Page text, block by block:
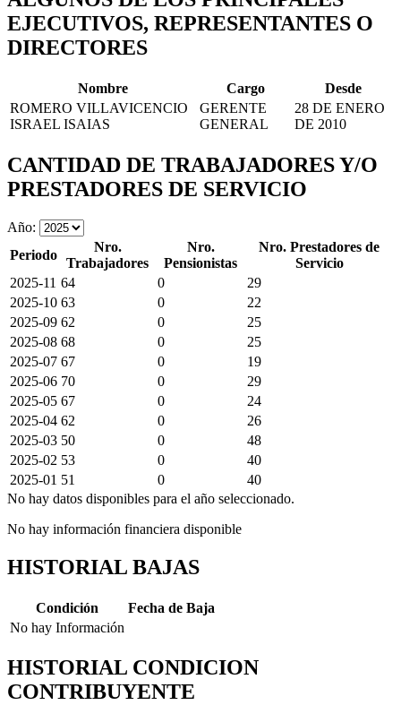
EJECUTIVOS, REPRESENTANTES O
DIRECTORES
Nombre Cargo
Desde
ROMERO VILLAVICENCIO
ISRAEL ISAIAS
GERENTE
GENERAL
28 DE ENERO
DE 2010
CANTIDAD DE TRABAJADORES Y/O
PRESTADORES DE SERVICIO
Año:
Periodo
Nro.
Trabajadores
Nro.
Pensionistas
Nro. Prestadores de
Servicio
2025-11 64 0
29
2025-10 63 0
22
2025-09 62 0
25
2025-08 68 0
25
2025-07 67 0
19
2025-06 70 0
29
2025-05 67 0
24
2025-04 62 0
26
2025-03 50 0
48
2025-02 53 0
40
2025-01 51 0
40
No hay datos disponibles para el año seleccionado.
No hay información financiera disponible
HISTORIAL BAJAS
Condición
Fecha de Baja
No hay Información
HISTORIAL CONDICION
CONTRIBUYENTE